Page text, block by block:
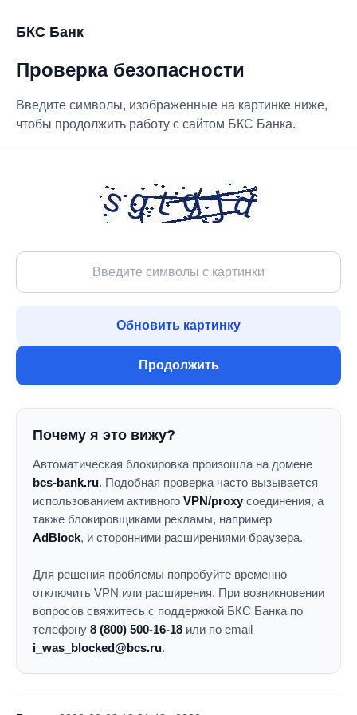
БКС Банк
Проверка безопасности
Введите символы, изображенные на картинке ниже,
чтобы продолжить работу с сайтом БКС Банка.
Обновить картинку
Продолжить
Почему я это вижу?
Автоматическая блокировка произошла на домене
bcs-bank.ru. Подобная проверка часто вызывается
использованием активного VPN/proxy соединения, а
также блокировщиками рекламы, например
AdBlock, и сторонними расширениями браузера.
Для решения проблемы попробуйте временно
отключить VPN или расширения. При возникновении
вопросов свяжитесь с поддержкой БКС Банка по
телефону 8 (800) 500-16-18 или по email
i_was_blocked@bcs.ru.